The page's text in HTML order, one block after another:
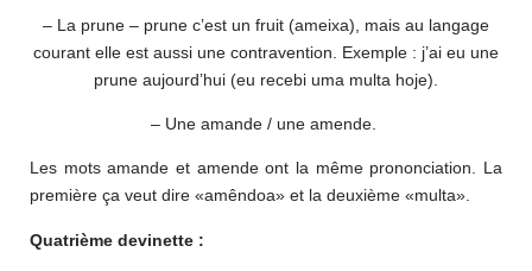
– La prune – prune c’est un fruit (ameixa), mais au langage
courant elle est aussi une contravention. Exemple : j’ai eu une
prune aujourd’hui (eu recebi uma multa hoje).
– Une amande / une amende.
Les mots amande et amende ont la même prononciation. La
première ça veut dire «amêndoa» et la deuxième «multa».
Quatrième devinette :